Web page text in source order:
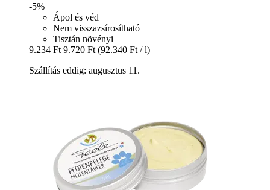
-5%
Ápol és véd
Nem visszazsírosítható
Tisztán növényi
9.234 Ft 9.720 Ft (92.340 Ft / l)
Szállítás eddig: augusztus 11.